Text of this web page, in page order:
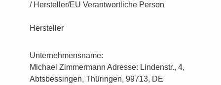
/ Hersteller/EU Verantwortliche Person
Hersteller
Unternehmensname:
Michael Zimmermann Adresse: Lindenstr., 4,
Abtsbessingen, Thüringen, 99713, DE